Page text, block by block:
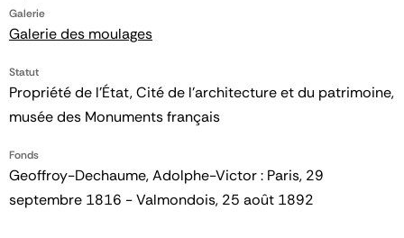
Galerie
Galerie des moulages
Statut
Propriété de l’État, Cité de l’architecture et du patrimoine,
musée des Monuments français
Fonds
Geoffroy-Dechaume, Adolphe-Victor : Paris, 29
septembre 1816 - Valmondois, 25 août 1892